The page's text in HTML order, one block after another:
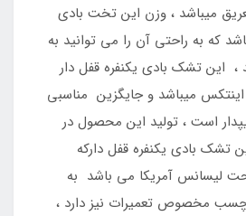
میباشد ، وزن این تخت بادی
میباشد که به راحتی آن را می توانید به
، این تشک بادی یکنفره قفل دار
میباشد و جایگزین مناسبی
است ، تولید این محصول در
، این تشک بادی یکنفره قفل دارکه
لیسانس آمریکا می باشد به
مخصوص تعمیرات نیز دارد ،